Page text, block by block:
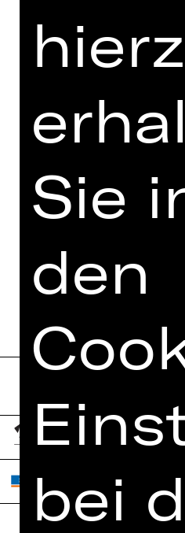
Ich bin mit den
einverstanden.
Welches ist das
s au piel
ch eat
Bestellung
Sie
den
bei